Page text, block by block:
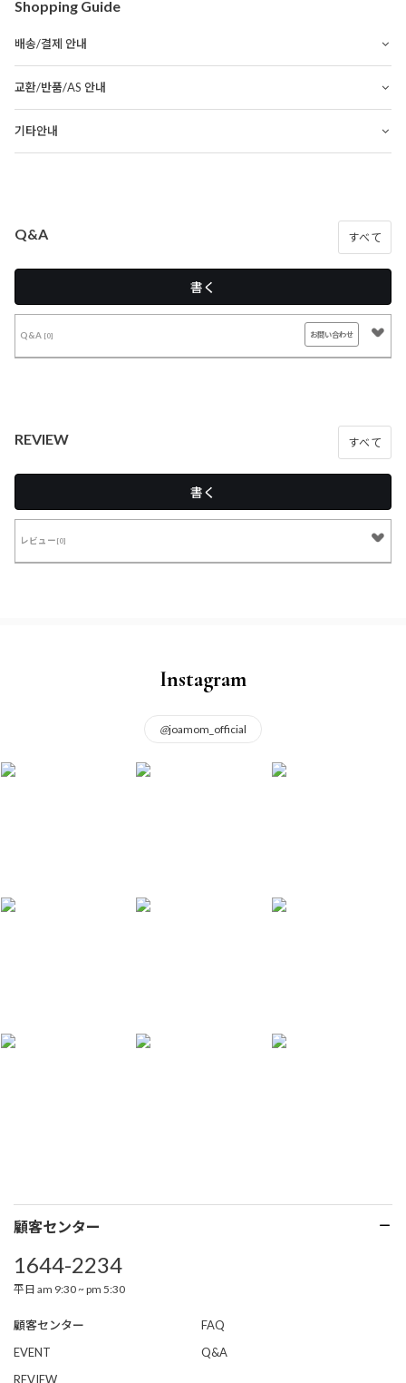
Shopping Guide
배송/결제 안내
교환/반품/AS 안내
기타안내
Q&A すべて
書く
Q&A [0] お問い合わせ
REVIEW すべて
書く
レビュー [0]
Instagram
@joamom_official
顧客センター
1644-2234
平日 am 9:30 ~ pm 5:30
顧客センター
FAQ
EVENT
Q&A
REVIEW